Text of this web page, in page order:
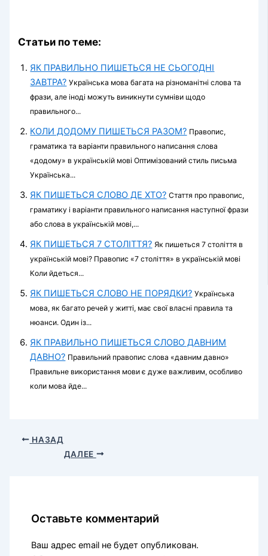
Статьи по теме:
ЯК ПРАВИЛЬНО ПИШЕТЬСЯ НЕ СЬОГОДНІ
ЗАВТРА? Українська мова багата на різноманітні слова та
фрази, але іноді можуть виникнути сумніви щодо
правильного...
КОЛИ ДОДОМУ ПИШЕТЬСЯ РАЗОМ? Правопис,
граматика та варіанти правильного написання слова
«додому» в українській мові Оптимізований стиль письма
Українська...
ЯК ПИШЕТЬСЯ СЛОВО ДЕ ХТО? Стаття про правопис,
граматику і варіанти правильного написання наступної фрази
або слова в українській мові,...
ЯК ПИШЕТЬСЯ 7 СТОЛІТТЯ? Як пишеться 7 століття в
українській мові? Правопис «7 століття» в українській мові
Коли йдеться...
ЯК ПИШЕТЬСЯ СЛОВО НЕ ПОРЯДКИ? Українська
мова, як багато речей у житті, має свої власні правила та
нюанси. Один із...
ЯК ПРАВИЛЬНО ПИШЕТЬСЯ СЛОВО ДАВНИМ
ДАВНО? Правильний правопис слова «давним давно»
Правильне використання мови є дуже важливим, особливо
коли мова йде...
НАЗАД
ДАЛЕЕ
Оставьте комментарий
Ваш адрес email не будет опубликован.